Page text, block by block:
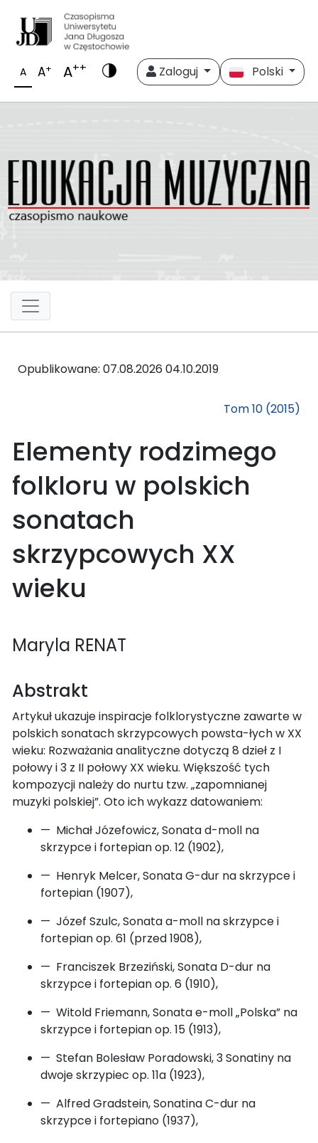
A A+ A++ Zaloguj Polski
Opublikowane: 07.08.2026 04.10.2019
Tom 10 (2015)
Elementy rodzimego
folkloru w polskich
sonatach
skrzypcowych XX
wieku
Maryla RENAT
Abstrakt
Artykuł ukazuje inspiracje folklorystyczne zawarte w
polskich sonatach skrzypcowych powsta-łych w XX
wieku: Rozważania analityczne dotyczą 8 dzieł z I
połowy i 3 z II połowy XX wieku. Większość tych
kompozycji należy do nurtu tzw. „zapomnianej
muzyki polskiej”. Oto ich wykazz datowaniem:
— Michał Józefowicz, Sonata d-moll na
skrzypce i fortepian op. 12 (1902),
— Henryk Melcer, Sonata G-dur na skrzypce i
fortepian (1907),
— Józef Szulc, Sonata a-moll na skrzypce i
fortepian op. 61 (przed 1908),
— Franciszek Brzeziński, Sonata D-dur na
skrzypce i fortepian op. 6 (1910),
— Witold Friemann, Sonata e-moll „Polska” na
skrzypce i fortepian op. 15 (1913),
— Stefan Bolesław Poradowski, 3 Sonatiny na
dwoje skrzypiec op. 11a (1923),
— Alfred Gradstein, Sonatina C-dur na
skrzypce i fortepiano (1937),